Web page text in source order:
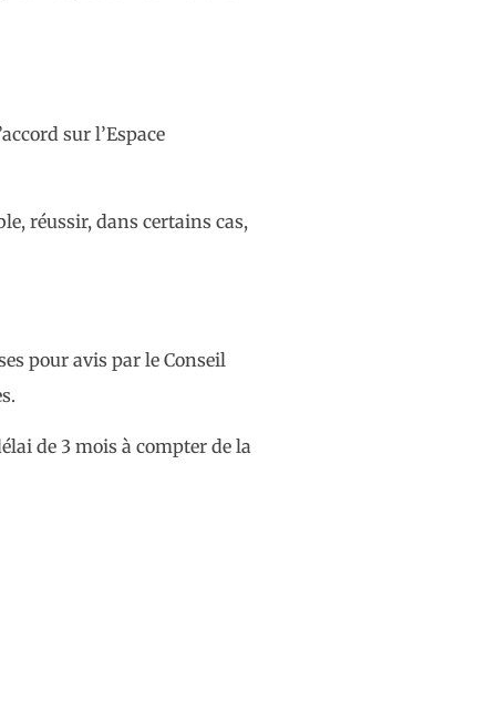
sur l’Espace
réussir, dans certains cas,
pour avis par le Conseil
de 3 mois à compter de la